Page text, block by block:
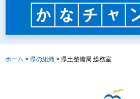
ホーム > 県の組織 > 県土整備局 総務室